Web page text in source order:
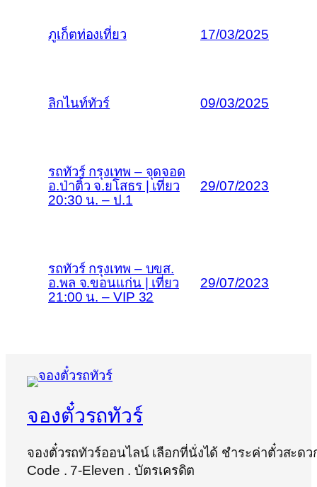
ภูเก็ตท่องเที่ยว 17/03/2025
ลิกไนท์ทัวร์ 09/03/2025
รถทัวร์ กรุงเทพ – จุดจอด
อ.ป่าติ้ว จ.ยโสธร | เที่ยว
20:30 น. – ป.1
29/07/2023
รถทัวร์ กรุงเทพ – บขส.
อ.พล จ.ขอนแก่น | เที่ยว
21:00 น. – VIP 32
29/07/2023
จองตั๋วรถทัวร์
จองตั๋วรถทัวร์ออนไลน์ เลือกที่นั่งได้ ชำระค่าตั๋วสะด
Code . 7-Eleven . บัตรเครดิต